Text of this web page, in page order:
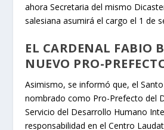
ahora Secretaria del mismo
salesiana asumirá el cargo el 1 de
EL CARDENAL FABIO
NUEVO PRO-
Asimismo, se informó que, el
nombrado como Pro-Prefecto del
Servicio del Desarrollo Humano
responsabilidad en el Centro